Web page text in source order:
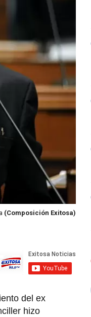
(Composición Exitosa)
del ex
hizo